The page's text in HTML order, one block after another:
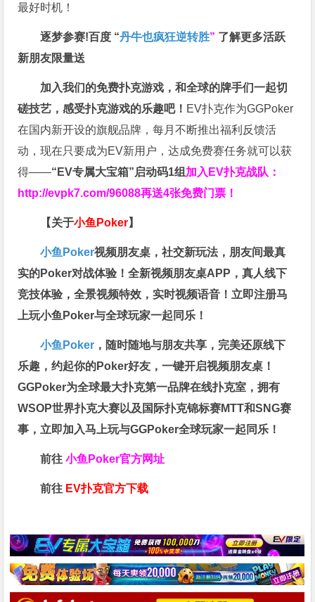
最好时机！
逐梦参赛!百度 “丹牛也疯狂逆转胜” 了解更多活跃
新朋友限量送
加入我们的免费扑克游戏，和全球的牌手们一起切
磋技艺，感受扑克游戏的乐趣吧！ EV扑克作为GGPoker
在国内新开设的旗舰品牌，每月不断推出福利反馈活
动，现在只要成为EV新用户，达成免费赛任务就可以获
得——“EV专属大宝箱”启动码1组 加入EV扑克战队：
http://evpk7.com/96088再送4张免费门票！
【关于小鱼Poker】
小鱼Poker视频朋友桌，社交新玩法，朋友间最真
实的Poker对战体验！全新视频朋友桌APP，真人线下
竞技体验，全景视频特效，实时视频语音！立即注册马
上玩小鱼Poker与全球玩家一起同乐！
小鱼Poker ，随时随地与朋友共享，完美还原线下
乐趣，约起你的Poker好友，一键开启视频朋友桌！
GGPoker为全球最大扑克第一品牌在线扑克室，拥有
WSOP世界扑克大赛以及国际扑克锦标赛MTT和SNG赛
事，立即加入马上玩与GGPoker全球玩家一起同乐！
前往小鱼Poker官方网址
前往 EV扑克官方下载